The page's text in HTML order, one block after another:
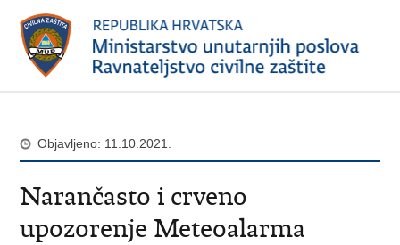
Objavljeno: 11.10.2021.
Narančasto i crveno
upozorenje Meteoalarma